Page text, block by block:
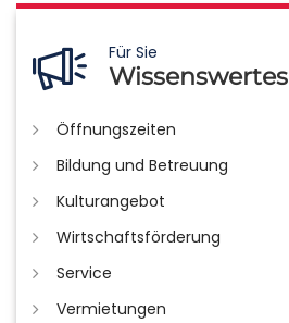
Für Sie
Wissenswertes
Öffnungszeiten
Bildung und Betreuung
Kulturangebot
Wirtschaftsförderung
Service
Vermietungen